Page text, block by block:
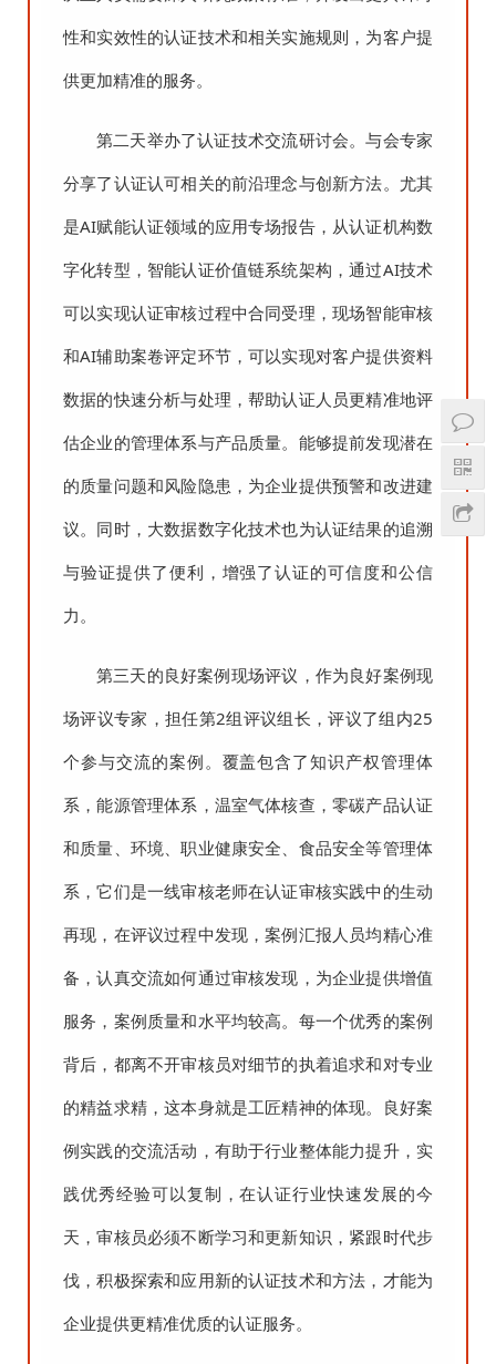
性和实效性的认证技术和相关实施规则，为客户提
供更加精准的服务。
第二天举办了认证技术交流研讨会。与会专家
分享了认证认可相关的前沿理念与创新方法。尤其
是AI赋能认证领域的应用专场报告，从认证机构数
字化转型，智能认证价值链系统架构，通过AI技术
可以实现认证审核过程中合同受理，现场智能审核
和AI辅助案卷评定环节，可以实现对客户提供资料
数据的快速分析与处理，帮助认证人员更精准地评
估企业的管理体系与产品质量。能够提前发现潜在
的质量问题和风险隐患，为企业提供预警和改进建
议。同时，大数据数字化技术也为认证结果的追溯
与验证提供了便利，增强了认证的可信度和公信
力。
第三天的良好案例现场评议，作为良好案例现
场评议专家，担任第2组评议组长，评议了组内25
个参与交流的案例。覆盖包含了知识产权管理体
系，能源管理体系，温室气体核查，零碳产品认证
和质量、环境、职业健康安全、食品安全等管理体
系，它们是一线审核老师在认证审核实践中的生动
再现，在评议过程中发现，案例汇报人员均精心准
备，认真交流如何通过审核发现，为企业提供增值
服务，案例质量和水平均较高。每一个优秀的案例
背后，都离不开审核员对细节的执着追求和对专业
的精益求精，这本身就是工匠精神的体现。良好案
例实践的交流活动，有助于行业整体能力提升，实
践优秀经验可以复制，在认证行业快速发展的今
天，审核员必须不断学习和更新知识，紧跟时代步
伐，积极探索和应用新的认证技术和方法，才能为
企业提供更精准优质的认证服务。